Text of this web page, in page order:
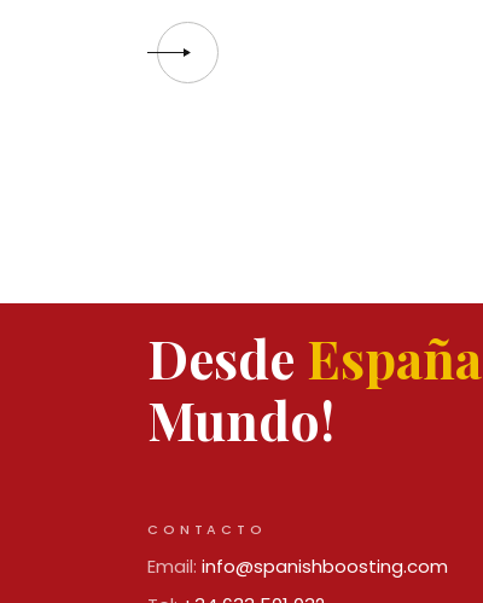
Desde España
Mundo!
CONTACTO
Email: info@spanishboosting.com